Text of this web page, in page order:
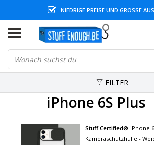
NIEDRIGE PREISE UND GROSSE
FILTER
iPhone 6S Plus
Stuff Certified® iPhone
Kameraschutzhülle -